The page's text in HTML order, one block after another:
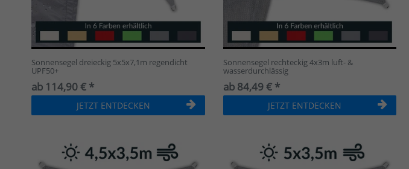
Sonnensegel dreieckig 5x5x7,1m regendicht
UPF50+
ab 114,90 € *
JETZT ENTDECKEN
Sonnensegel rechteckig 4x3m luft- &
wasserdurchlässig
ab 84,49 € *
JETZT ENTDECKEN